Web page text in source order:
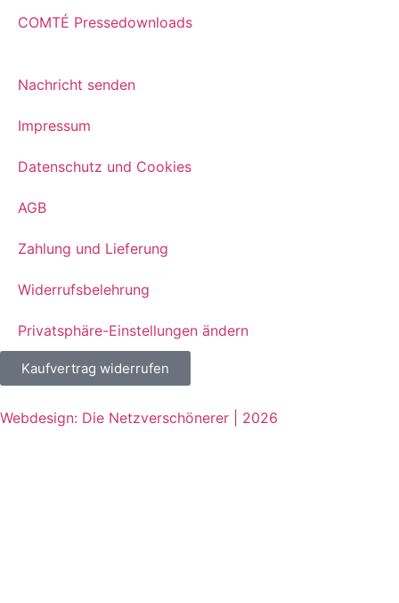
COMTÉ Pressedownloads
Nachricht senden
Impressum
Datenschutz und Cookies
AGB
Zahlung und Lieferung
Widerrufsbelehrung
Privatsphäre-Einstellungen ändern
Kaufvertrag widerrufen
Webdesign: Die Netzverschönerer | 2026